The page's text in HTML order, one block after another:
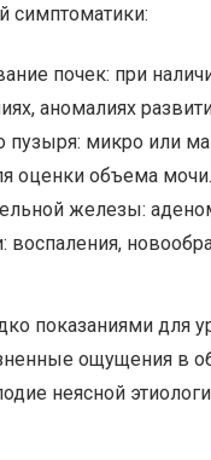
симптоматики:
почек: при
аномалиях
пузыря: микро или
оценки объема мочи.
железы:
показаниями для
ощущения в
неясной